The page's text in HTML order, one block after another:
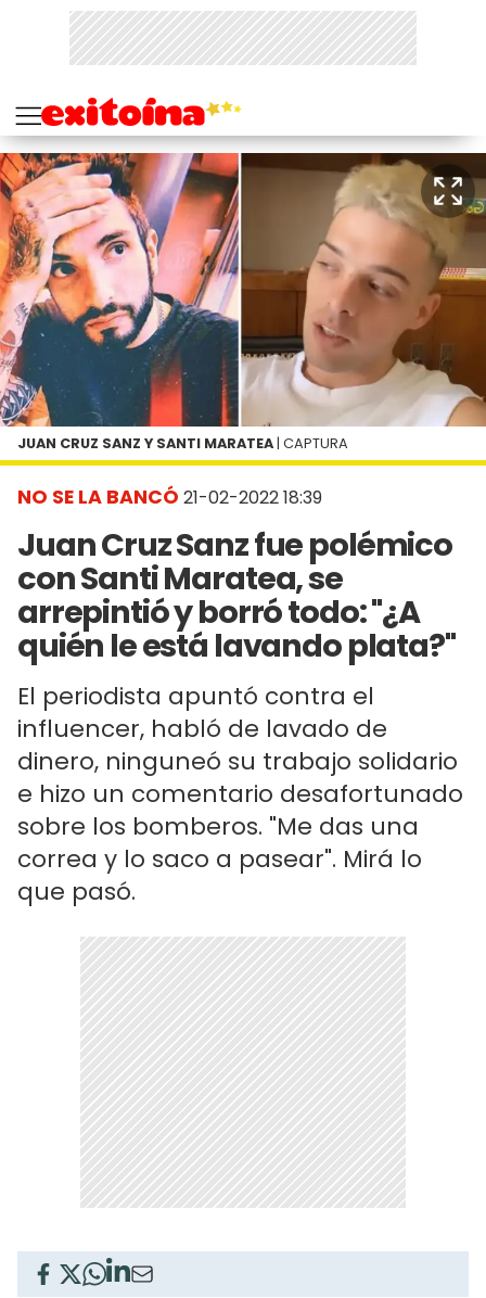
NO SE LA BANCÓ 21-02-2022 18:39
Juan Cruz Sanz fue polémico
con Santi Maratea, se
arrepintió y borró todo: "¿A
quién le está lavando plata?"
El periodista apuntó contra el
influencer, habló de lavado de
dinero, ninguneó su trabajo solidario
e hizo un comentario desafortunado
sobre los bomberos. "Me das una
correa y lo saco a pasear". Mirá lo
que pasó.
JUAN CRUZ SANZ Y SANTI MARATEA | CAPTURA